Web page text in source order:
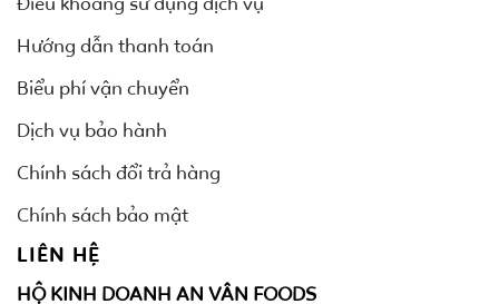
Hướng dẫn thanh toán
Biểu phí vận chuyển
Dịch vụ bảo hành
Chính sách đổi trả hàng
Chính sách bảo mật
LIÊN HỆ
HỘ KINH DOANH AN VÂN FOODS